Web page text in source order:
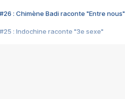
#26 : Chimène Badi raconte "Entre nous"
#25 : Indochine raconte "3e sexe"